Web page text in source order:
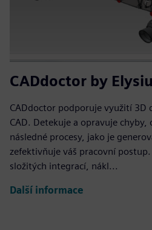
CADdoctor by
CADdoctor podporuje využití 3D
CAD. Detekuje a opravuje
následné procesy, jako je
zefektivňuje váš pracovní
složitých integrací, nákl...
Další informace